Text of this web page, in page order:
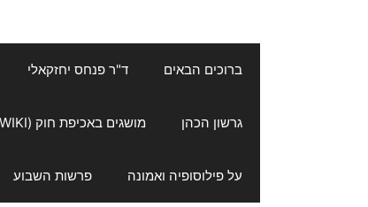
ברוכים הבאים ד"ר פנחס יחזקאלי
גרשון הכהן מושגים באכיפת חוק (WIKI)
על פילוסופיה ואמונה פרשות השבוע